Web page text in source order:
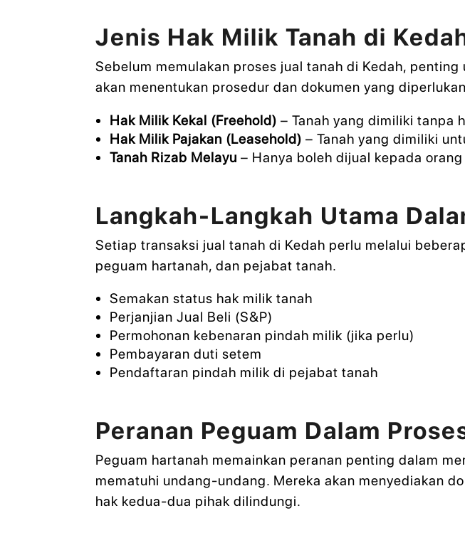
Jenis Hak Milik Tanah di
Sebelum memulakan proses jual tanah di Kedah,
akan menentukan prosedur dan dokumen yang
Hak Milik Kekal (Freehold) – Tanah yang dimiliki tanpa
Hak Milik Pajakan (Leasehold) – Tanah yang dimiliki
Tanah Rizab Melayu – Hanya boleh dijual kepada
Langkah-Langkah Utama
Setiap transaksi jual tanah di Kedah perlu melalui
peguam hartanah, dan pejabat tanah.
Semakan status hak milik tanah
Perjanjian Jual Beli (S&P)
Permohonan kebenaran pindah milik (jika perlu)
Pembayaran duti setem
Pendaftaran pindah milik di pejabat tanah
Peranan Peguam Dalam
Peguam hartanah memainkan peranan penting dalam
mematuhi undang-undang. Mereka akan menyediakan
hak kedua-dua pihak dilindungi.